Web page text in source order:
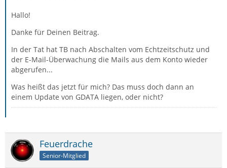
Hallo!
Danke für Deinen Beitrag.
In der Tat hat TB nach Abschalten vom Echtzeitschutz und
der E-Mail-Überwachung die Mails aus dem Konto wieder
abgerufen...
Was heißt das jetzt für mich? Das muss doch dann an
einem Update von GDATA liegen, oder nicht?
Feuerdrache
Senior-Mitglied